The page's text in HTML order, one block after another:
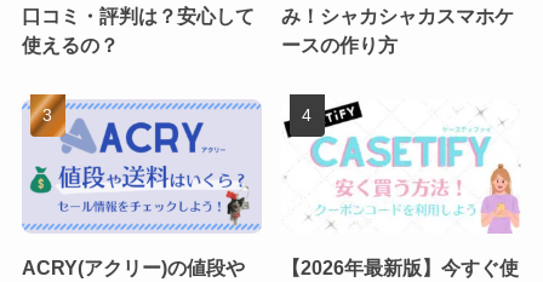
口コミ・評判は？安心して
使えるの？
み！シャカシャカスマホケ
ースの作り方
ACRY(アクリー)の値段や
【2026年最新版】今すぐ使